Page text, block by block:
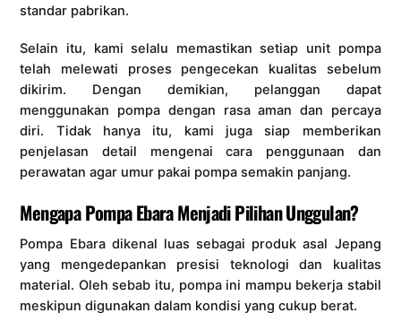
standar pabrikan.
Selain itu, kami selalu memastikan setiap unit pompa
telah melewati proses pengecekan kualitas sebelum
dikirim. Dengan demikian, pelanggan dapat
menggunakan pompa dengan rasa aman dan percaya
diri. Tidak hanya itu, kami juga siap memberikan
penjelasan detail mengenai cara penggunaan dan
perawatan agar umur pakai pompa semakin panjang.
Mengapa Pompa Ebara Menjadi Pilihan Unggulan?
Pompa Ebara dikenal luas sebagai produk asal Jepang
yang mengedepankan presisi teknologi dan kualitas
material. Oleh sebab itu, pompa ini mampu bekerja stabil
meskipun digunakan dalam kondisi yang cukup berat.